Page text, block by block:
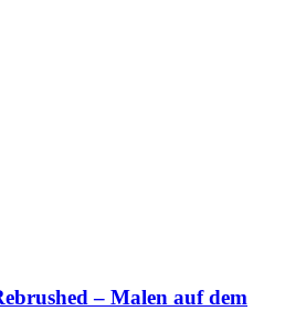
– Malen auf dem